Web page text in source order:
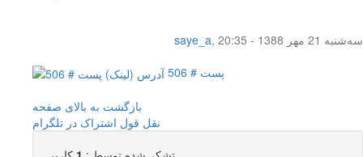
saye_a,
سه‌شنبه 21 مهر 1388 - 20:35
پست # 506
بازگشت به بالای صفحه
نقل قول اشتراک در تلگرام